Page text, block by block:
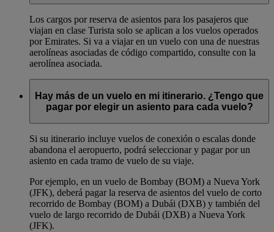
Los cargos por reserva de asientos para los pasajeros que
viajan en clase Turista solo se aplican a los vuelos operados
por Emirates. Si va a viajar en un vuelo con una de nuestras
aerolíneas asociadas de código compartido, consulte con la
aerolínea asociada.
Hay más de un vuelo en mi itinerario. ¿Tengo que
pagar por elegir un asiento para cada vuelo?
Si su itinerario incluye vuelos de conexión o escalas donde
abandona el aeropuerto, podrá seleccionar y pagar por un
asiento en cada tramo de vuelo de su viaje.
Por ejemplo, en un vuelo de Bombay (BOM) a Nueva York
(JFK), deberá pagar la reserva de asientos del vuelo de corto
recorrido de Bombay (BOM) a Dubái (DXB) y también del
vuelo de largo recorrido de Dubái (DXB) a Nueva York
(JFK).